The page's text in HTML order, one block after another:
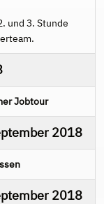
und 3. Stunde
Jobtour
2018
2018